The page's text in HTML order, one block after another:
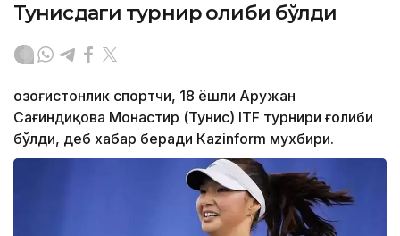
Тунисдаги турнир ғолиби бўлди
Қозоғистонлик спортчи, 18 ёшли Аружан
Сағиндиқова Монастир (Тунис) ITF турнири ғолиби
бўлди, деб хабар беради Каzinform мухбири.